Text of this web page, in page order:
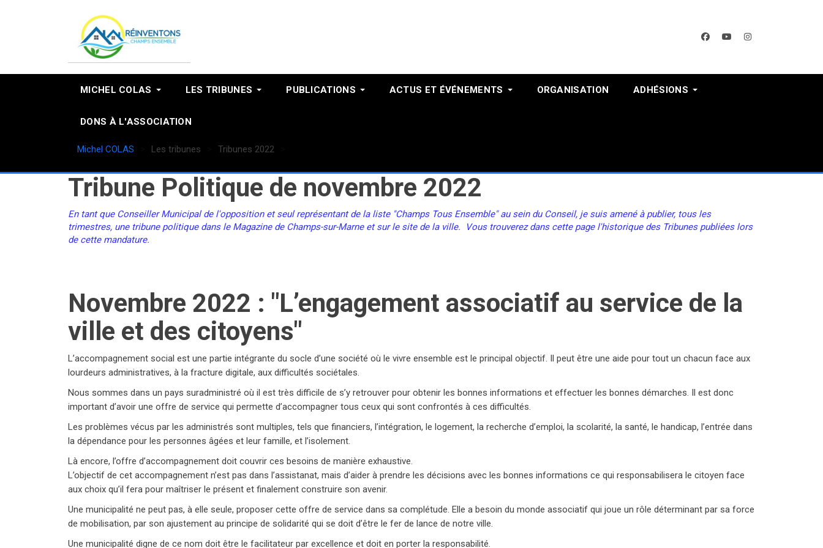
facebookyoutubeinstagram
MICHEL COLAS LES TRIBUNES PUBLICATIONS ACTUS ET ÉVÉNEMENTS ORGANISATION ADHÉSIONS
DONS À L'ASSOCIATION
Michel COLAS Les tribunes Tribunes 2022
Tribune Politique de novembre 2022
En tant que Conseiller Municipal de l'opposition et seul représentant de la liste "Champs Tous Ensemble" au sein du Conseil, je suis amené à publier, tous les
trimestres, une tribune politique dans le Magazine de Champs-sur-Marne et sur le site de la ville. Vous trouverez dans cette page l'historique des Tribunes publiées lors
de cette mandature.
Novembre 2022 : "L’engagement associatif au service de la
ville et des citoyens"
L’accompagnement social est une partie intégrante du socle d’une société où le vivre ensemble est le principal objectif. Il peut être une aide pour tout un chacun face aux
lourdeurs administratives, à la fracture digitale, aux difficultés sociétales.
Nous sommes dans un pays suradministré où il est très difficile de s’y retrouver pour obtenir les bonnes informations et effectuer les bonnes démarches. Il est donc
important d’avoir une offre de service qui permette d’accompagner tous ceux qui sont confrontés à ces difficultés.
Les problèmes vécus par les administrés sont multiples, tels que financiers, l’intégration, le logement, la recherche d’emploi, la scolarité, la santé, le handicap, l’entrée dans
la dépendance pour les personnes âgées et leur famille, et l’isolement.
Là encore, l’offre d’accompagnement doit couvrir ces besoins de manière exhaustive.
L’objectif de cet accompagnement n’est pas dans l’assistanat, mais d’aider à prendre les décisions avec les bonnes informations ce qui responsabilisera le citoyen face
aux choix qu’il fera pour maîtriser le présent et finalement construire son avenir.
Une municipalité ne peut pas, à elle seule, proposer cette offre de service dans sa complétude. Elle a besoin du monde associatif qui joue un rôle déterminant par sa force
de mobilisation, par son ajustement au principe de solidarité qui se doit d’être le fer de lance de notre ville.
Une municipalité digne de ce nom doit être le facilitateur par excellence et doit en porter la responsabilité.